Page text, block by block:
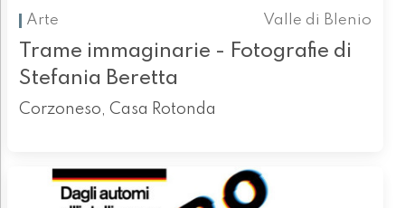
Arte
Valle di Blenio
Trame immaginarie - Fotografie di
Stefania Beretta
Corzoneso, Casa Rotonda